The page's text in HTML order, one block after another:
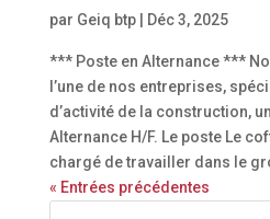
par Geiq btp| Déc 3, 2025
*** Poste en Alternance ***
l’une de nos entreprises,
d’activité de la construction,
Alternance H/F. Le poste Le
chargé de travailler dans le
« Entrées précédentes